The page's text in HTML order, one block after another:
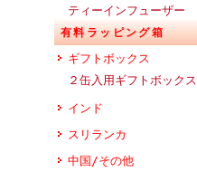
ティーインフューザー
有料ラッピング箱
ギフトボックス
２缶入用ギフトボックス
インド
スリランカ
中国/その他